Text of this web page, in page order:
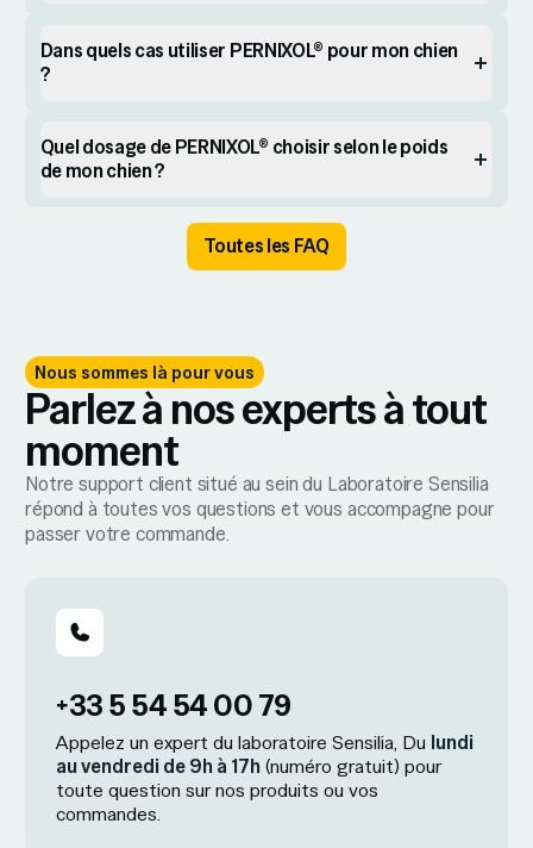
Dans quels cas utiliser PERNIXOL® pour mon chien
?
Quel dosage de PERNIXOL® choisir selon le poids
de mon chien ?
Toutes les FAQ
Nous sommes là pour vous
Parlez à nos experts à tout
moment
Notre support client situé au sein du Laboratoire Sensilia
répond à toutes vos questions et vous accompagne pour
passer votre commande.
+33 5 54 54 00 79
Appelez un expert du laboratoire Sensilia, Du lundi
au vendredi de 9h à 17h (numéro gratuit) pour
toute question sur nos produits ou vos
commandes.